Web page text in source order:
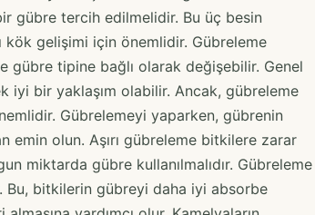
gübre tercih edilmelidir. Bu üç besin
kök gelişimi için önemlidir. Gübreleme
gübre tipine bağlı olarak değişebilir. Genel
iyi bir yaklaşım olabilir. Ancak, gübreleme
Gübrelemeyi yaparken, gübrenin
emin olun. Aşırı gübreleme bitkilere zarar
miktarda gübre kullanılmalıdır. Gübreleme
Bu, bitkilerin gübreyi daha iyi absorbe